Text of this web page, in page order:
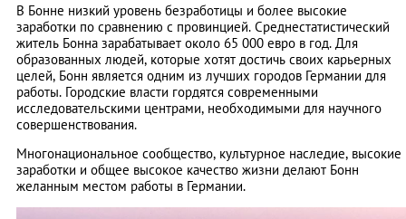
В Бонне низкий уровень безработицы и более высокие
заработки по сравнению с провинцией. Среднестатистический
житель Бонна зарабатывает около 65 000 евро в год. Для
образованных людей, которые хотят достичь своих карьерных
целей, Бонн является одним из лучших городов Германии для
работы. Городские власти гордятся современными
исследовательскими центрами, необходимыми для научного
совершенствования.
Многонациональное сообщество, культурное наследие, высокие
заработки и общее высокое качество жизни делают Бонн
желанным местом работы в Германии.